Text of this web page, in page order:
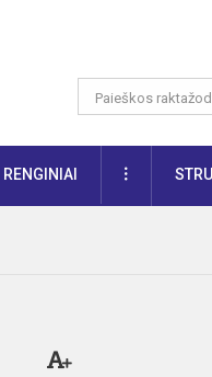
RENGINIAI DAUGIAU